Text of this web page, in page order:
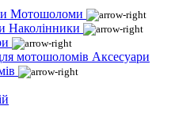
Мотошоломи
Наколінники
Аксесуари